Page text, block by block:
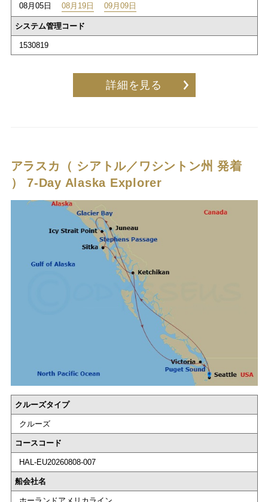
08月05日
08月19日 09月09日
システム管理コード
1530819
詳細を見る
アラスカ（ シアトル／ワシントン州 発着
） 7-Day Alaska Explorer
クルーズタイプ
クルーズ
コースコード
HAL-EU20260808-007
船会社名
ホーランドアメリカライン